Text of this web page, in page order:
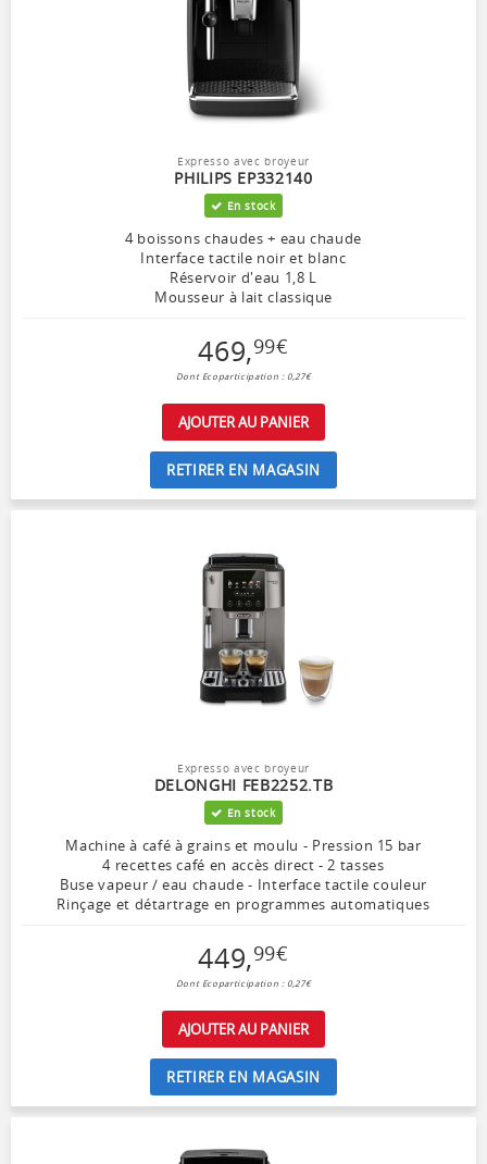
Expresso avec broyeur
PHILIPS EP332140
En stock
4 boissons chaudes + eau chaude
Interface tactile noir et blanc
Réservoir d'eau 1,8 L
Mousseur à lait classique
469,99€
Dont Ecoparticipation : 0,27€
AJOUTER AU PANIER
RETIRER EN MAGASIN
Expresso avec broyeur
DELONGHI FEB2252.TB
En stock
Machine à café à grains et moulu - Pression 15 bar
4 recettes café en accès direct - 2 tasses
Buse vapeur / eau chaude - Interface tactile couleur
Rinçage et détartrage en programmes automatiques
449,99€
Dont Ecoparticipation : 0,27€
AJOUTER AU PANIER
RETIRER EN MAGASIN